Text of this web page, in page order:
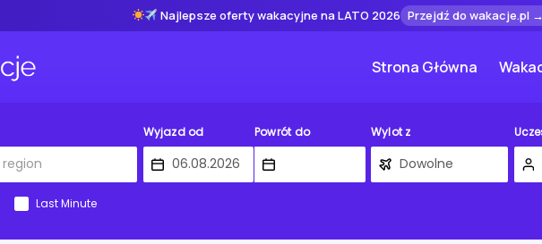
Najlepsze oferty wakacyjne na LATO 2026 Przejdź do wakacje.pl
Strona Główna
Wyjazd od Powrót do Wylot z
Last Minute